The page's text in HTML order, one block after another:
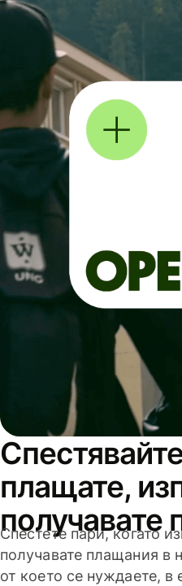
плащате,
получавате
Спестете пари, когато
получавате плащания в
от което се нуждаете, в